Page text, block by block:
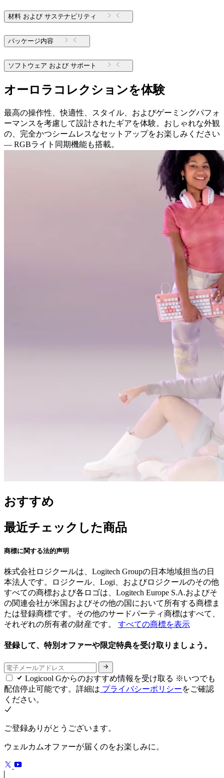
材料 および サステナビリティ
パッケージ内容
ソフトウェア および サポート
オーロラコレクションを体験
最高の操作性、快適性、スタイル、およびゲーミングパフォ
ーマンスを考慮して設計されたギアを体験。おしゃれな外観
の、完全かつシームレスなセットアップをお楽しみください
— RGBライト同期機能も搭載。
おすすめ
最近チェックした商品
商標に関する法的声明
株式会社ロジクールは、Logitech Groupの日本地域担当の日
本法人です。ロジクール、Logi、およびロジクールのその他
すべての商標および各ロゴは、Logitech Europe S.A.およびそ
の関連会社が米国およびその他の国において所有する商標ま
たは登録商標です。その他のサードパーティ商標はすべて、
それぞれの所有者の財産です。 すべての商標を表示
登録して、特別オファーや限定特典を受け取りましょう。
Logicool Gからのおすすめ情報を受け取る ※いつでも
配信停止可能です。詳細は プライバシーポリシーをご確認
ください。
ご登録ありがとうございます。
ウェルカムオファーが届くのをお楽しみに。